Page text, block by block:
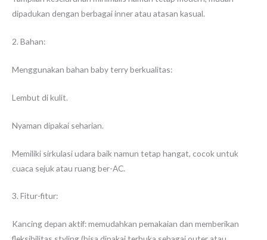
dipadukan dengan berbagai inner atau atasan kasual.
2. Bahan:
Menggunakan bahan baby terry berkualitas:
Lembut di kulit.
Nyaman dipakai seharian.
Memiliki sirkulasi udara baik namun tetap hangat, cocok untuk
cuaca sejuk atau ruang ber-AC.
3. Fitur-fitur:
Kancing depan aktif: memudahkan pemakaian dan memberikan